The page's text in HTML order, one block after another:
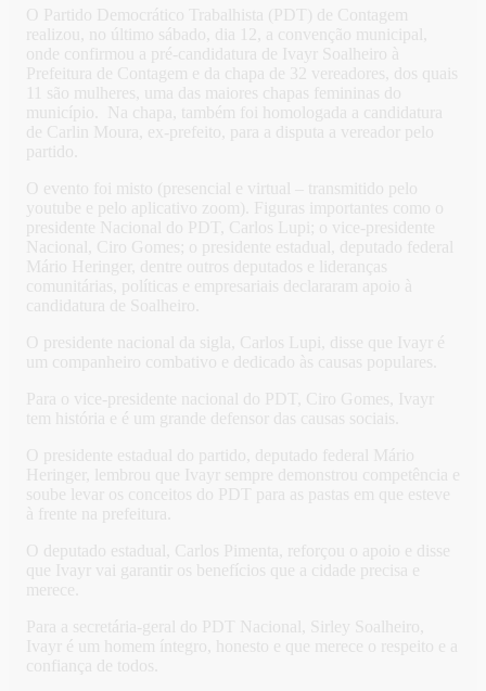
O Partido Democrático Trabalhista (PDT) de Contagem
realizou, no último sábado, dia 12, a convenção municipal,
onde confirmou a pré-candidatura de Ivayr Soalheiro à
Prefeitura de Contagem e da chapa de 32 vereadores, dos quais
11 são mulheres, uma das maiores chapas femininas do
município. Na chapa, também foi homologada a candidatura
de Carlin Moura, ex-prefeito, para a disputa a vereador pelo
partido.
O evento foi misto (presencial e virtual – transmitido pelo
youtube e pelo aplicativo zoom). Figuras importantes como o
presidente Nacional do PDT, Carlos Lupi; o vice-presidente
Nacional, Ciro Gomes; o presidente estadual, deputado federal
Mário Heringer, dentre outros deputados e lideranças
comunitárias, políticas e empresariais declararam apoio à
candidatura de Soalheiro.
O presidente nacional da sigla, Carlos Lupi, disse que Ivayr é
um companheiro combativo e dedicado às causas populares.
Para o vice-presidente nacional do PDT, Ciro Gomes, Ivayr
tem história e é um grande defensor das causas sociais.
O presidente estadual do partido, deputado federal Mário
Heringer, lembrou que Ivayr sempre demonstrou competência e
soube levar os conceitos do PDT para as pastas em que esteve
à frente na prefeitura.
O deputado estadual, Carlos Pimenta, reforçou o apoio e disse
que Ivayr vai garantir os benefícios que a cidade precisa e
merece.
Para a secretária-geral do PDT Nacional, Sirley Soalheiro,
Ivayr é um homem íntegro, honesto e que merece o respeito e a
confiança de todos.